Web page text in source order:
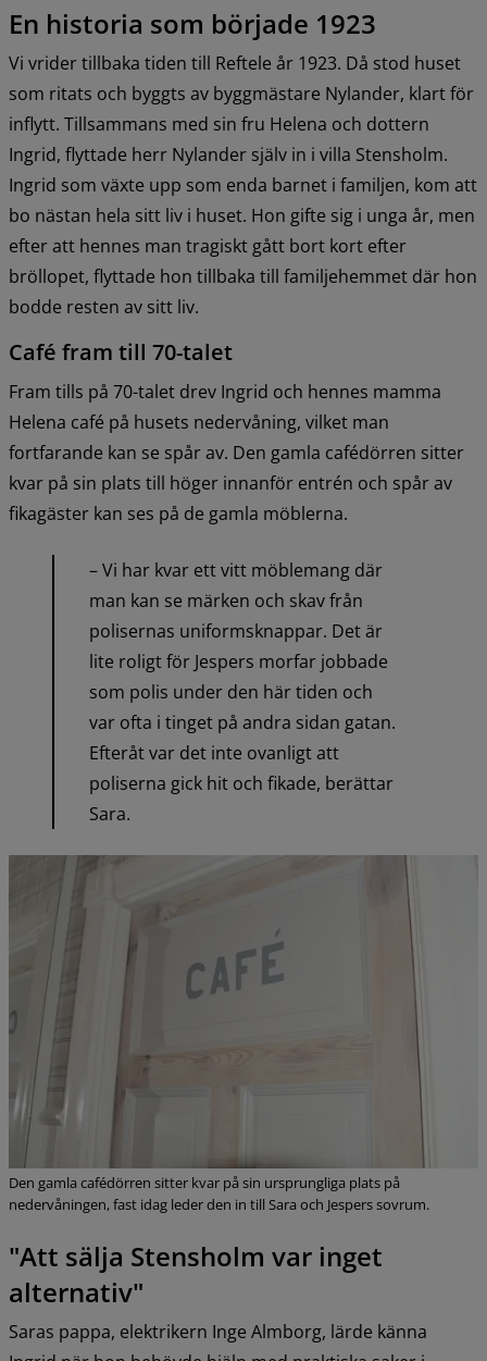
En historia som började 1923
Vi vrider tillbaka tiden till Reftele år 1923. Då stod huset
som ritats och byggts av byggmästare Nylander, klart för
inflytt. Tillsammans med sin fru Helena och dottern
Ingrid, flyttade herr Nylander själv in i villa Stensholm.
Ingrid som växte upp som enda barnet i familjen, kom att
bo nästan hela sitt liv i huset. Hon gifte sig i unga år, men
efter att hennes man tragiskt gått bort kort efter
bröllopet, flyttade hon tillbaka till familjehemmet där hon
bodde resten av sitt liv.
Café fram till 70-talet
Fram tills på 70-talet drev Ingrid och hennes mamma
Helena café på husets nedervåning, vilket man
fortfarande kan se spår av. Den gamla cafédörren sitter
kvar på sin plats till höger innanför entrén och spår av
fikagäster kan ses på de gamla möblerna.
– Vi har kvar ett vitt möblemang där
man kan se märken och skav från
polisernas uniformsknappar. Det är
lite roligt för Jespers morfar jobbade
som polis under den här tiden och
var ofta i tinget på andra sidan gatan.
Efteråt var det inte ovanligt att
poliserna gick hit och fikade, berättar
Sara.
Den gamla cafédörren sitter kvar på sin ursprungliga plats på
nedervåningen, fast idag leder den in till Sara och Jespers sovrum.
"Att sälja Stensholm var inget
alternativ"
Saras pappa, elektrikern Inge Almborg, lärde känna